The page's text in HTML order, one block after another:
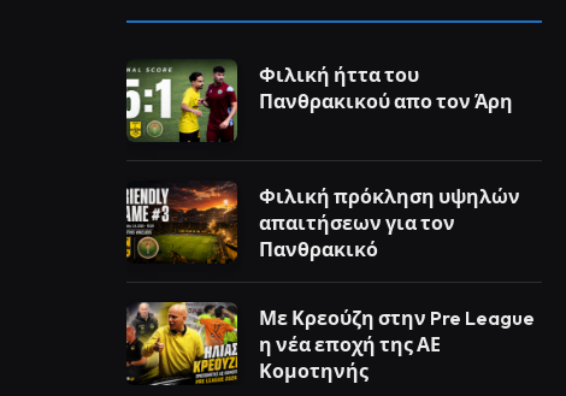
Φιλική ήττα του
Πανθρακικού απο τον Άρη
Φιλική πρόκληση υψηλών
απαιτήσεων για τον
Πανθρακικό
Με Κρεούζη στην Pre League
η νέα εποχή της ΑΕ
Κομοτηνής